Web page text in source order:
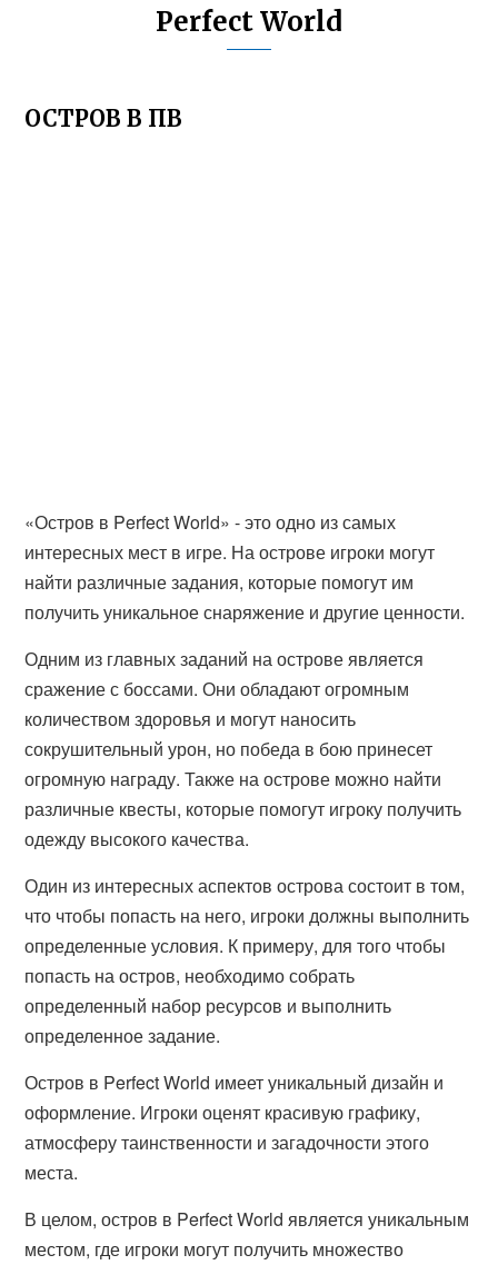
Perfect World
ОСТРОВ В ПВ
«Остров в Perfect World» - это одно из самых
интересных мест в игре. На острове игроки могут
найти различные задания, которые помогут им
получить уникальное снаряжение и другие ценности.
Одним из главных заданий на острове является
сражение с боссами. Они обладают огромным
количеством здоровья и могут наносить
сокрушительный урон, но победа в бою принесет
огромную награду. Также на острове можно найти
различные квесты, которые помогут игроку получить
одежду высокого качества.
Один из интересных аспектов острова состоит в том,
что чтобы попасть на него, игроки должны выполнить
определенные условия. К примеру, для того чтобы
попасть на остров, необходимо собрать
определенный набор ресурсов и выполнить
определенное задание.
Остров в Perfect World имеет уникальный дизайн и
оформление. Игроки оценят красивую графику,
атмосферу таинственности и загадочности этого
места.
В целом, остров в Perfect World является уникальным
местом, где игроки могут получить множество